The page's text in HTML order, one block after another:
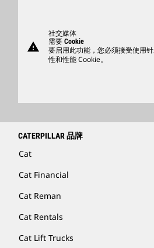
商品warning
社交媒体
需要 Cookie
要启用此功能，您必须接受使用
性和性能 Cookie。
CATERPILLAR 品牌
Cat
Cat Financial
Cat Reman
Cat Rentals
Cat Lift Trucks